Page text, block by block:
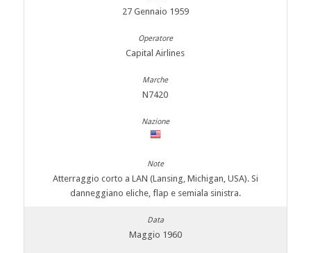
27 Gennaio 1959
Capital Airlines
N7420
Atterraggio corto a LAN (Lansing, Michigan, USA). Si
danneggiano eliche, flap e semiala sinistra.
Maggio 1960